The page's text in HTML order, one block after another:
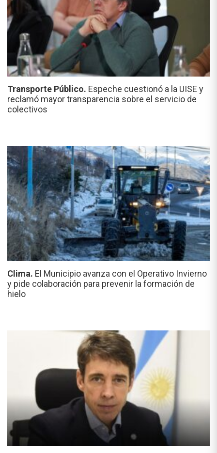
Transporte Público. Espeche cuestionó a la UISE y
reclamó mayor transparencia sobre el servicio de
colectivos
Clima. El Municipio avanza con el Operativo Invierno
y pide colaboración para prevenir la formación de
hielo